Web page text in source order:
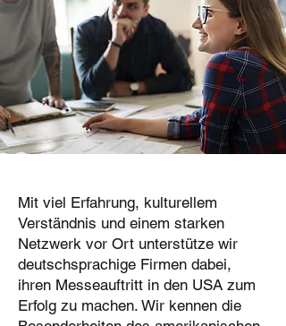
Mit viel Erfahrung, kulturellem
Verständnis und einem starken
Netzwerk vor Ort unterstütze wir
deutschsprachige Firmen dabei,
ihren Messeauftritt in den USA zum
Erfolg zu machen. Wir kennen die